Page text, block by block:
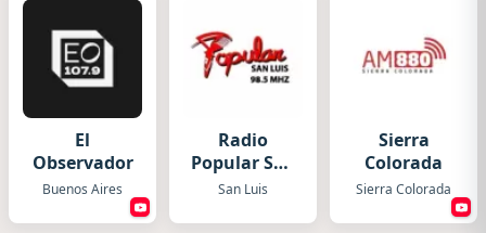
El
Observador
Buenos Aires
Radio
Popular San
Luis
San Luis
Sierra
Colorada
Sierra Colorada